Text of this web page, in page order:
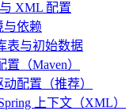
XML 配置
与依赖
表与初始数据
置（Maven）
配置（推荐）
上下文（XML）